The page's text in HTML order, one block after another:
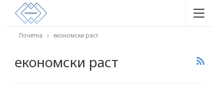
Почетна економски раст
економски раст